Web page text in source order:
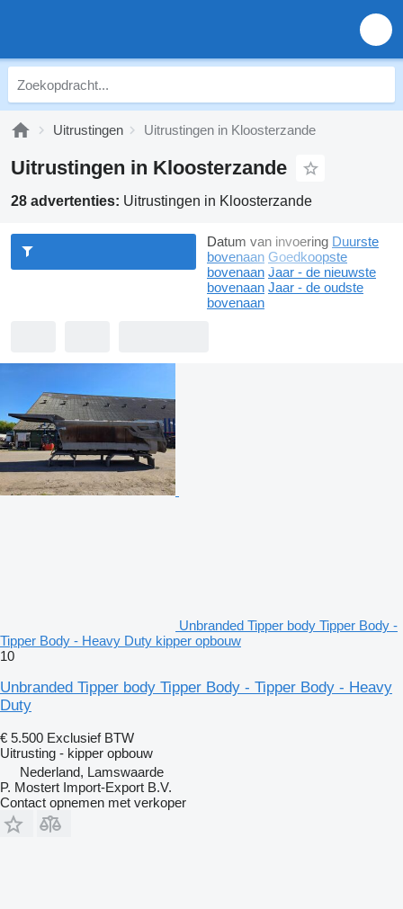
Uitrustingen Uitrustingen in Kloosterzande
Uitrustingen in Kloosterzande
28 advertenties: Uitrustingen in Kloosterzande
Datum van invoering Duurste
bovenaan Goedkoopste
bovenaan Jaar - de nieuwste
bovenaan Jaar - de oudste
bovenaan
Unbranded Tipper body Tipper Body -
Tipper Body - Heavy Duty kipper opbouw
10
Unbranded Tipper body Tipper Body - Tipper Body - Heavy
Duty
€ 5.500 Exclusief BTW
Uitrusting - kipper opbouw
Nederland, Lamswaarde
P. Mostert Import-Export B.V.
Contact opnemen met verkoper